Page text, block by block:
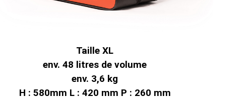
Taille XL
env. 48 litres de volume
env. 3,6 kg
H : 580mm L : 420 mm P : 260 mm